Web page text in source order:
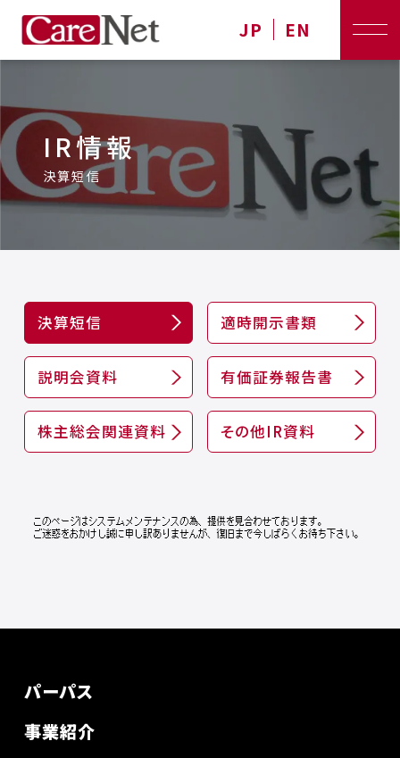
JP EN
IR情報
決算短信
決算短信 適時開示書類
説明会資料 有価証券報告書
株主総会関連資料 その他IR資料
パーパス
事業紹介